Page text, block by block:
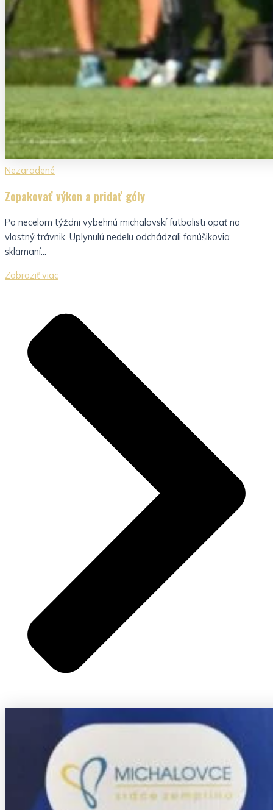
Nezaradené
Zopakovať výkon a pridať góly
Po necelom týždni vybehnú michalovskí futbalisti opäť na
vlastný trávnik. Uplynulú nedeľu odchádzali fanúšikovia
sklamaní...
Zobraziť viac